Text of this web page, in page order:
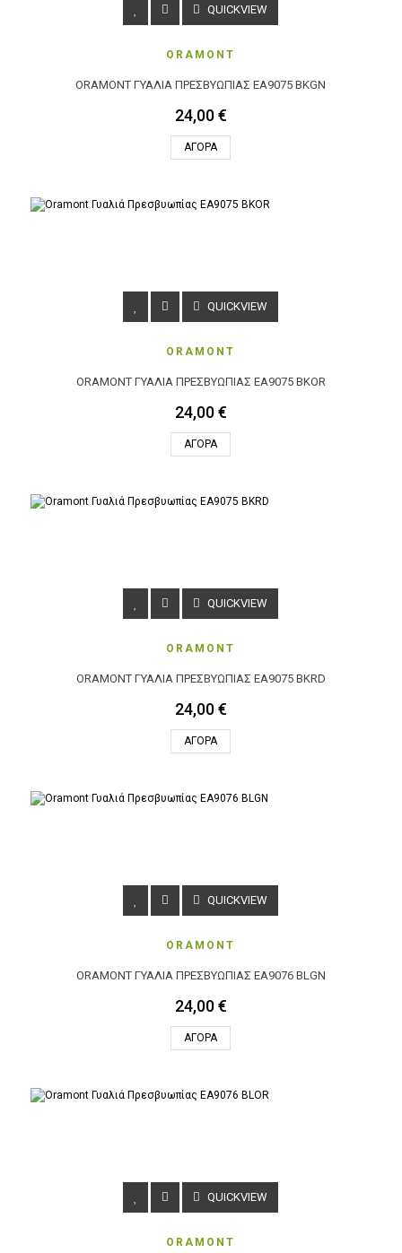
QUICKVIEW
ORAMONT
ORAMONT ΓΥΑΛΙΆ ΠΡΕΣΒΥΩΠΊΑΣ EA9075 BKGN
24,00 €
ΑΓΟΡΆ
QUICKVIEW
ORAMONT
ORAMONT ΓΥΑΛΙΆ ΠΡΕΣΒΥΩΠΊΑΣ EA9075 BKOR
24,00 €
ΑΓΟΡΆ
QUICKVIEW
ORAMONT
ORAMONT ΓΥΑΛΙΆ ΠΡΕΣΒΥΩΠΊΑΣ EA9075 BKRD
24,00 €
ΑΓΟΡΆ
QUICKVIEW
ORAMONT
ORAMONT ΓΥΑΛΙΆ ΠΡΕΣΒΥΩΠΊΑΣ EA9076 BLGN
24,00 €
ΑΓΟΡΆ
QUICKVIEW
ORAMONT